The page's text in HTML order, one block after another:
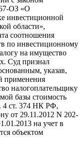
ОЗ «О
инвестиционной
области»,
соотношения
по инвестиционному
на имущество
Суд признал
указав,
применения
налогоплательщику
базы стоимость
4 ст. 374 НК РФ,
от 29.11.2012 N 202-
на учет в
объектом